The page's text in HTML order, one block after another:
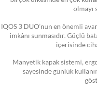
olmayı
IQOS 3 DUO’nun en önemli
imkânı sunmasıdır. Güçlü
içerisinde
Manyetik kapak sistemi,
sayesinde günlük